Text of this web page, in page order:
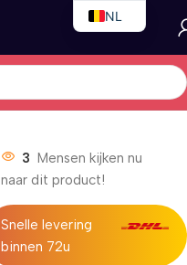
3 Mensen kijken nu
naar dit product!
Snelle levering
binnen 72u
NL